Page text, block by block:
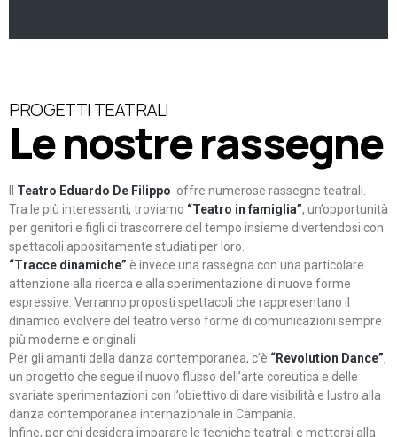
PROGETTI TEATRALI
Le nostre rassegne
Teatro Eduardo De Filippo offre numerose rassegne teatrali.
Tra le più interessanti, troviamo “Teatro in famiglia”, un’opportunità
per genitori e figli di trascorrere del tempo insieme divertendosi con
spettacoli appositamente studiati per loro.
“Tracce dinamiche” è invece una rassegna con una particolare
attenzione alla ricerca e alla sperimentazione di nuove forme
espressive. Verranno proposti spettacoli che rappresentano il
dinamico evolvere del teatro verso forme di comunicazioni sempre
più moderne e originali
Per gli amanti della danza contemporanea, c’è “Revolution Dance”,
un progetto che segue il nuovo flusso dell’arte coreutica e delle
svariate sperimentazioni con l’obiettivo di dare visibilità e lustro alla
danza contemporanea internazionale in Campania.
Infine, per chi desidera imparare le tecniche teatrali e mettersi alla